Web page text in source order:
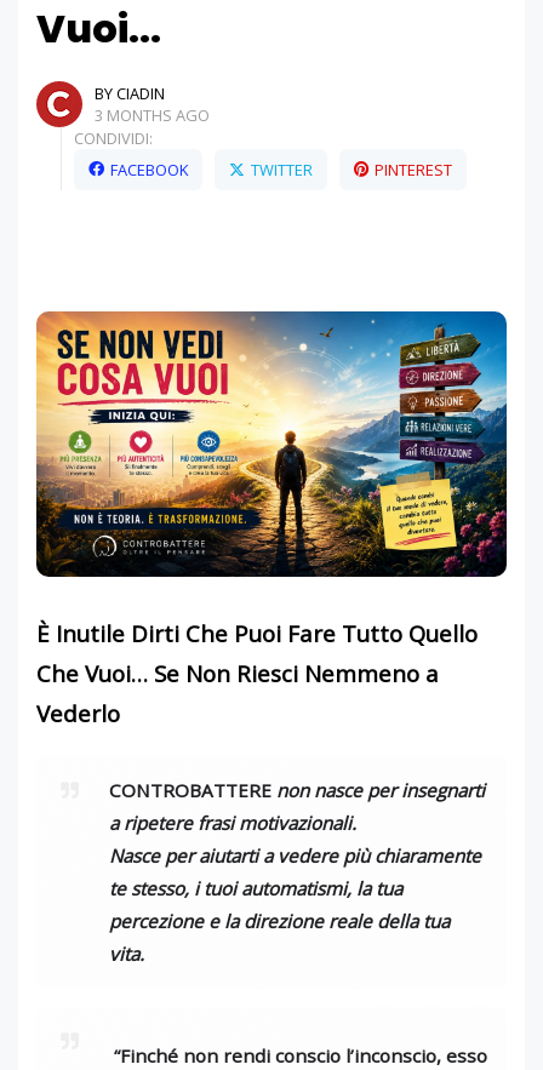
Vuoi...
BY CIADIN
3 MONTHS AGO
CONDIVIDI:
FACEBOOK
TWITTER PINTEREST
È Inutile Dirti Che Puoi Fare Tutto Quello
Che Vuoi… Se Non Riesci Nemmeno a
Vederlo
CONTROBATTERE non nasce per insegnarti
a ripetere frasi motivazionali.
Nasce per aiutarti a vedere più chiaramente
te stesso, i tuoi automatismi, la tua
percezione e la direzione reale della tua
vita.
“Finché non rendi conscio l’inconscio, esso